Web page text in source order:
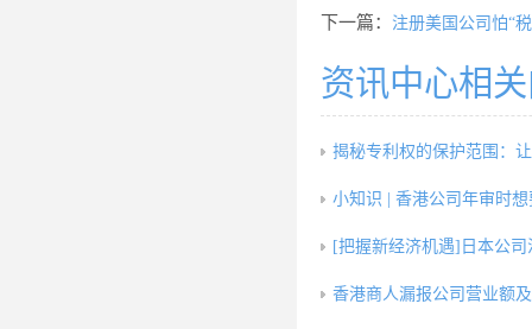
下一篇： 注册美国公司怕“
资讯中心相
揭秘专利权的保护范围：
小知识 | 香港公司年审时想
[把握新经济机遇]日本公司
香港商人漏报公司营业额